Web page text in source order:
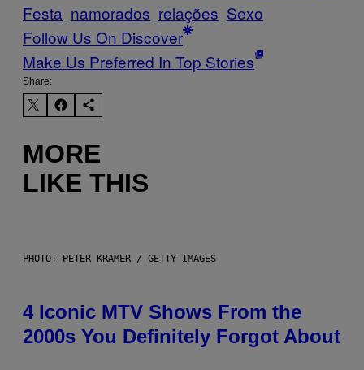
Festa namorados relações Sexo
Follow Us On Discover
Make Us Preferred In Top Stories
Share:
MORE
LIKE THIS
PHOTO: PETER KRAMER / GETTY IMAGES
4 Iconic MTV Shows From the
2000s You Definitely Forgot About